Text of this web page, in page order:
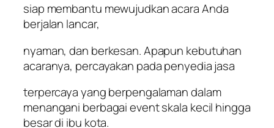
siap membantu mewujudkan acara Anda
berjalan lancar,
nyaman, dan berkesan. Apapun kebutuhan
acaranya, percayakan pada penyedia jasa
terpercaya yang berpengalaman dalam
menangani berbagai event skala kecil hingga
besar di ibu kota.